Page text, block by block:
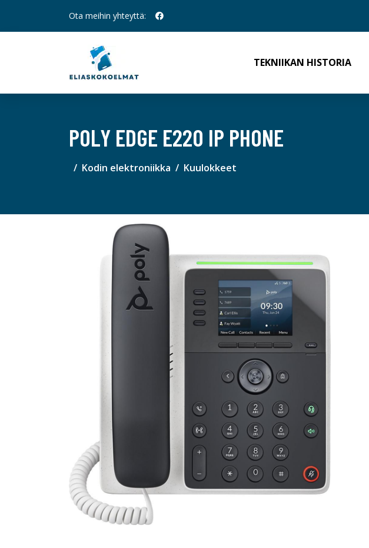
Ota meihin yhteyttä:
TEKNIIKAN HISTORIA
POLY EDGE E220 IP PHONE
Kodin elektroniikka Kuulokkeet